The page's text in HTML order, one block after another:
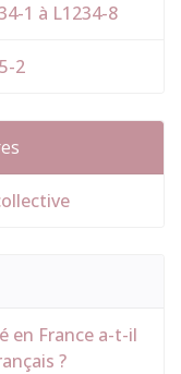
1 à L1234-8
2
en France a-t-il
?